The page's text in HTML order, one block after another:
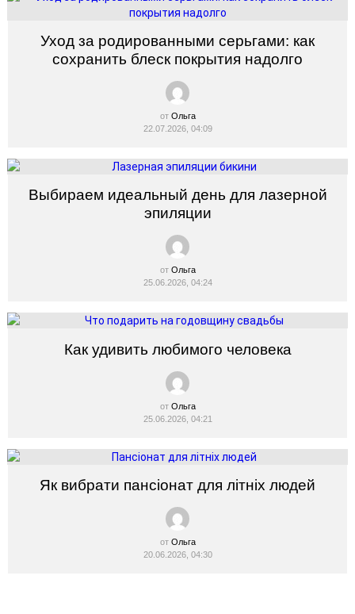
Уход за родированными серьгами: как
сохранить блеск покрытия надолго
от Ольга
22.07.2026, 04:09
Выбираем идеальный день для лазерной
эпиляции
от Ольга
25.06.2026, 04:24
Как удивить любимого человека
от Ольга
25.06.2026, 04:21
Як вибрати пансіонат для літніх людей
от Ольга
20.06.2026, 04:30